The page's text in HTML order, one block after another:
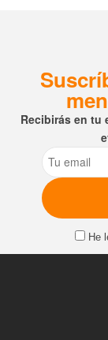
Recibirás en tu
Email
He